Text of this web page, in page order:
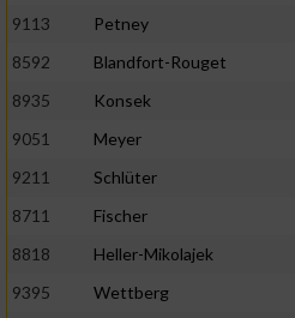
9113
Petney
8592
Blandfort-Rouget
8935
Konsek
9051
Meyer
9211
Schlüter
8711
Fischer
8818
Heller-Mikolajek
9395
Wettberg
Analyse von Zielgruppen durch
verschiedenen Quellen
Entwicklung und Verbesserung
Verwendung reduzierter Daten